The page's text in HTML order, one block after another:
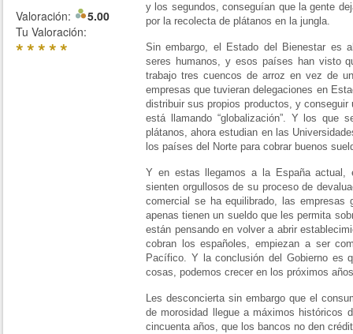
Valoración:
5.00
Tu Valoración:
*****
y los segundos, conseguían que la gente
por la recolecta de plátanos en la jungla.
Sin embargo, el Estado del Bienestar es
seres humanos, y esos países han visto
trabajo tres cuencos de arroz en vez de
empresas que tuvieran delegaciones en
distribuir sus propios productos, y
está llamando “globalización”. Y los que
plátanos, ahora estudian en las
los países del Norte para cobrar buenos
Y en estas llegamos a la España actual,
sienten orgullosos de su proceso de
comercial se ha equilibrado, las empresas
apenas tienen un sueldo que les permita
están pensando en volver a abrir
cobran los españoles, empiezan a ser
Pacífico. Y la conclusión del Gobierno es
cosas, podemos crecer en los próximos
Les desconcierta sin embargo que el
de morosidad llegue a máximos históricos
cincuenta años, que los bancos no den